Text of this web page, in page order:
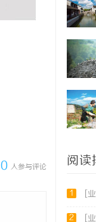
0 人参与评论 阅读
1 [
2 [